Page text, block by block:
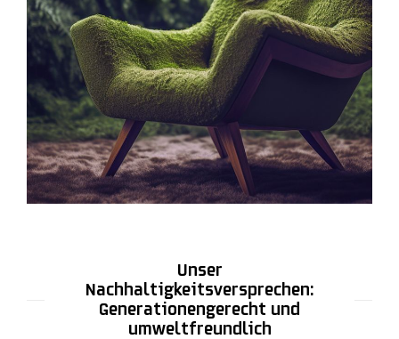
Unser
Nachhaltigkeitsversprechen:
Generationengerecht und
umweltfreundlich